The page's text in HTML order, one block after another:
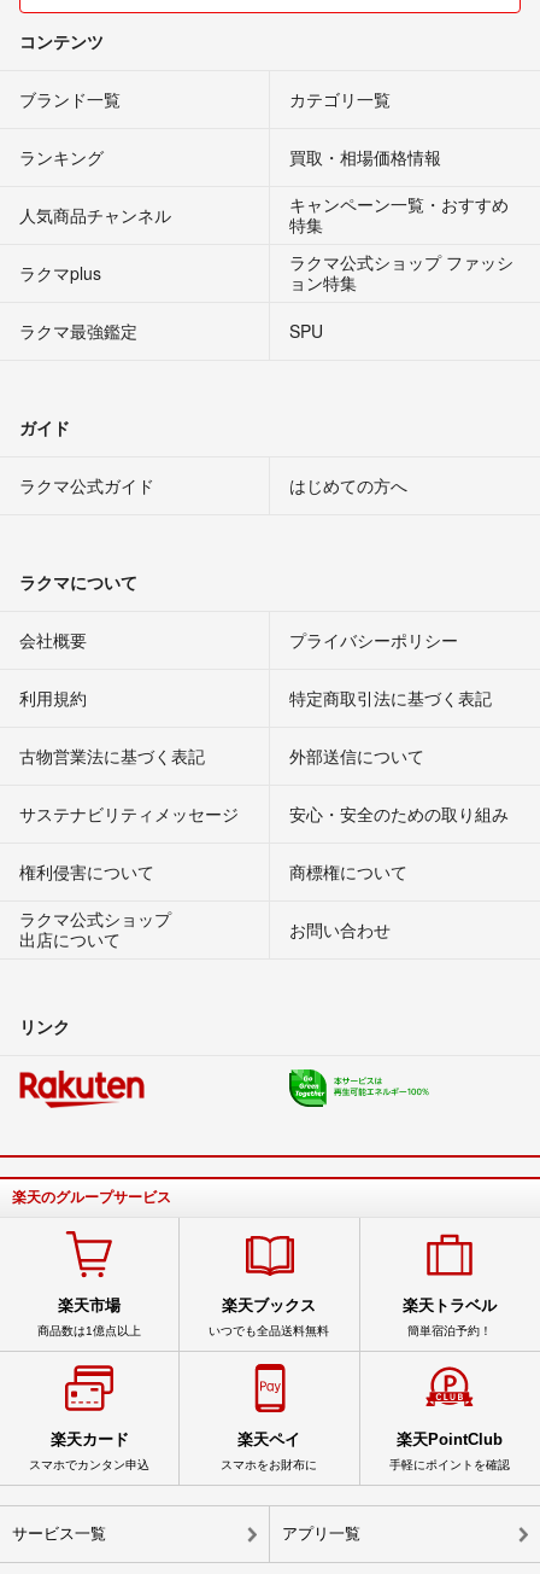
コンテンツ
ブランド一覧 カテゴリ一覧
ランキング 買取・相場価格情報
人気商品チャンネル
キャンペーン一覧・おすすめ
特集
ラクマplus
ラクマ公式ショップ ファッシ
ョン特集
ラクマ最強鑑定
SPU
ガイド
ラクマ公式ガイド はじめての方へ
ラクマについて
会社概要 プライバシーポリシー
利用規約 特定商取引法に基づく表記
古物営業法に基づく表記 外部送信について
サステナビリティメッセージ 安心・安全のための取り組み
権利侵害について
商標権について
ラクマ公式ショップ
出店について
お問い合わせ
リンク
楽天のグループサービス
楽天市場
商品数は1億点以上
楽天ブックス
いつでも全品送料無料
楽天トラベル
簡単宿泊予約！
楽天カード
スマホでカンタン申込
楽天ペイ
スマホをお財布に
楽天PointClub
手軽にポイントを確認
サービス一覧 アプリ一覧